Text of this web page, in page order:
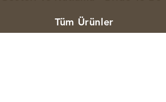
Tüm Ürünler